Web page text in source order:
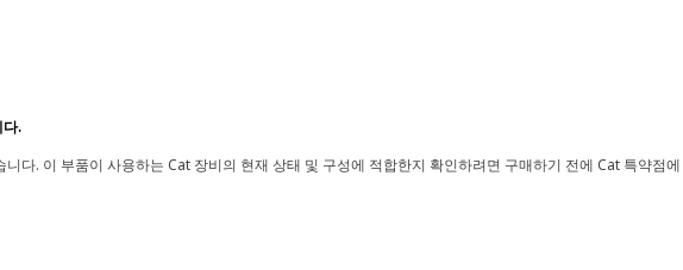
다.
다. 이 부품이 사용하는 Cat 장비의 현재 상태 및 구성에 적합한지 확인하려면 구매하기 전에 Cat 특약점